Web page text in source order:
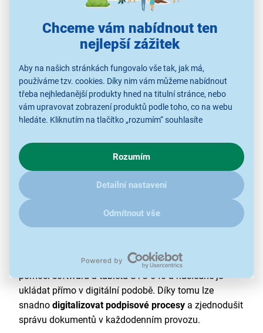
Chceme vám nabídnout ten
nejlepší zážitek
Aby na našich stránkách fungovalo vše tak, jak má,
používáme tzv. cookies. Díky nim vám můžeme nabídnout
třeba nejhledanější produkty hned na titulní stránce, nebo
vám upravovat zobrazení produktů podle toho, co na webu
hledáte. Kliknutím na tlačítko „rozumím“ souhlasíte
chování na webu pro zobrazení cílených reklam. Pokud vás
zajímají detaily, jak u nás s cookies a dalšími údaji pracujeme,
kliknětesem.
Rozumím
Detailní nastavení
Odmítnout vše
Grafický tablet
Wacom Signature Set STU-540 & sign
pro PDF je pokročilé řešení pro bezpečné a efektivní
elektronické podepisování dokumentů ve firmách,
úřadech i zákaznických centrech. Je navržen pro
organizace, které využívají ruční digitální podpisy
– dokumenty PDF lze podepisovat elektronicky
pomocí softwaru a tabletu STU-540 a následně je
ukládat přímo v digitální podobě. Díky tomu lze
snadno digitalizovat podpisové procesy a zjednodušit
správu dokumentů v každodenním provozu.